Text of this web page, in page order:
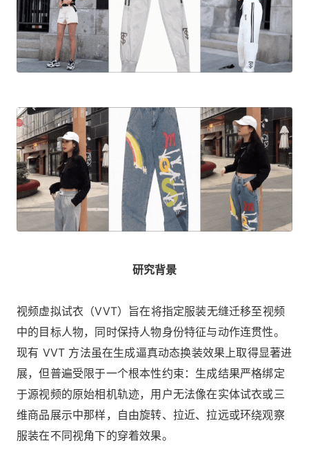
研究背景
视频虚拟试衣（VVT）旨在将指定服装无缝迁移至视频
中的目标人物，同时保持人物身份特征与动作连贯性。
现有 VVT 方法虽在生成逼真动态换装效果上取得显著进
展，但普遍受限于一个根本性约束：生成结果严格绑定
于源视频的原始相机轨迹，用户无法像在实体试衣或三
维商品展示中那样，自由旋转、拉近、拉远或环绕观察
服装在不同视角下的穿着效果。